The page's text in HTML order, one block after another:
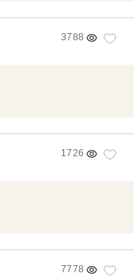
3788
1726
7778